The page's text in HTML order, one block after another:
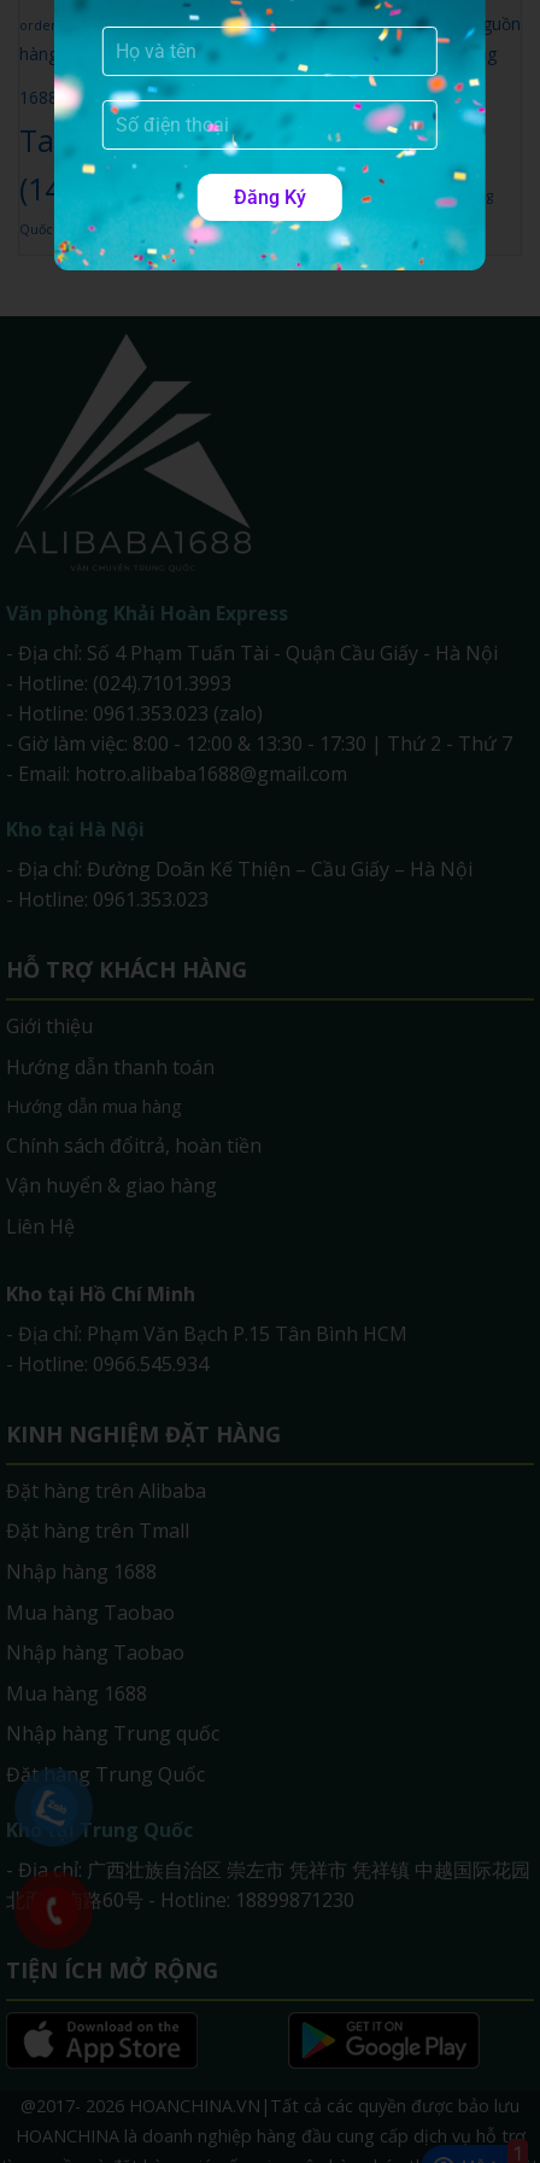
order taobao máy massage(1) order đồ phong thủy Trung Quốc(1)
tìm nguồn
hàng Trung Quốc(2) vận chuyển hàng trung quốc(2)
đặt hàng
1688 (2) đặt hàng quảng châu(4)đặt hàng
Taobao(13)đặt hàng trung quốc
(14)
đặt hàng trung quốc giá rẻ(2)
đồ gia dụng thông minh Trung
Quốc
Văn phòng Khải Hoàn Express
- Địa chỉ: Số 4 Phạm Tuấn Tài - Quận Cầu Giấy - Hà Nội
- Hotline: (024).7101.3993
- Hotline: 0961.353.023 (zalo)
- Giờ làm việc: 8:00 - 12:00 & 13:30 - 17:30 | Thứ 2 - Thứ 7
- Email: hotro.alibaba1688@gmail.com
Kho tại Hà Nội
- Địa chỉ: Đường Doãn Kế Thiện – Cầu Giấy – Hà Nội
- Hotline: 0961.353.023
HỖ TRỢ KHÁCH HÀNG
Giới thiệu
Hướng dẫn thanh toán
Hướng dẫn mua hàng
Chính sách đổitrả, hoàn tiền
Vận huyển & giao hàng
Liên Hệ
Kho tại Hồ Chí Minh
- Địa chỉ: Phạm Văn Bạch P.15 Tân Bình HCM
- Hotline: 0966.545.934
KINH NGHIỆM ĐẶT HÀNG
Đặt hàng trên Alibaba
Đặt hàng trên Tmall
Nhập hàng 1688
Mua hàng Taobao
Nhập hàng Taobao
Mua hàng 1688
Nhập hàng Trung quốc
Đặt hàng Trung Quốc
Kho tại Trung Quốc
- Địa chỉ: 广西壮族自治区 崇左市 凭祥市 凭祥镇 中越国际花园
北面天南路60号 - Hotline: 18899871230
TIỆN ÍCH MỞ RỘNG
@2017- 2026 HOANCHINA.VN|Tất cả các quyền được bảo lưu
HOANCHINA là doanh nghiệp hàng đầu cung cấp dịch vụ hỗ trợ
Đăng Ký
1